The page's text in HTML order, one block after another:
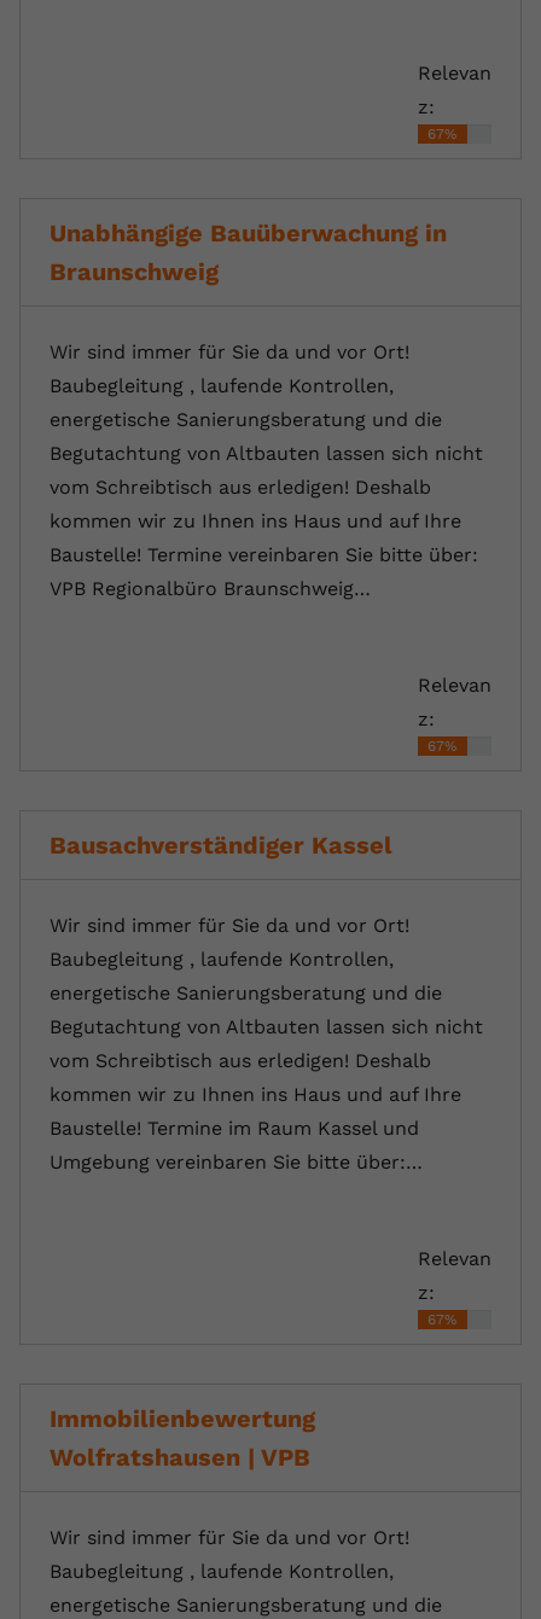
Relevan
z:
67%
Unabhängige Bauüberwachung in
Braunschweig
Wir sind immer für Sie da und vor Ort!
Baubegleitung , laufende Kontrollen,
energetische Sanierungsberatung und die
Begutachtung von Altbauten lassen sich nicht
vom Schreibtisch aus erledigen! Deshalb
kommen wir zu Ihnen ins Haus und auf Ihre
Baustelle! Termine vereinbaren Sie bitte über:
VPB Regionalbüro Braunschweig…
Relevan
z:
67%
Bausachverständiger Kassel
Wir sind immer für Sie da und vor Ort!
Baubegleitung , laufende Kontrollen,
energetische Sanierungsberatung und die
Begutachtung von Altbauten lassen sich nicht
vom Schreibtisch aus erledigen! Deshalb
kommen wir zu Ihnen ins Haus und auf Ihre
Baustelle! Termine im Raum Kassel und
Umgebung vereinbaren Sie bitte über:…
Relevan
z:
67%
Immobilienbewertung
Wolfratshausen | VPB
Wir sind immer für Sie da und vor Ort!
Baubegleitung , laufende Kontrollen,
energetische Sanierungsberatung und die